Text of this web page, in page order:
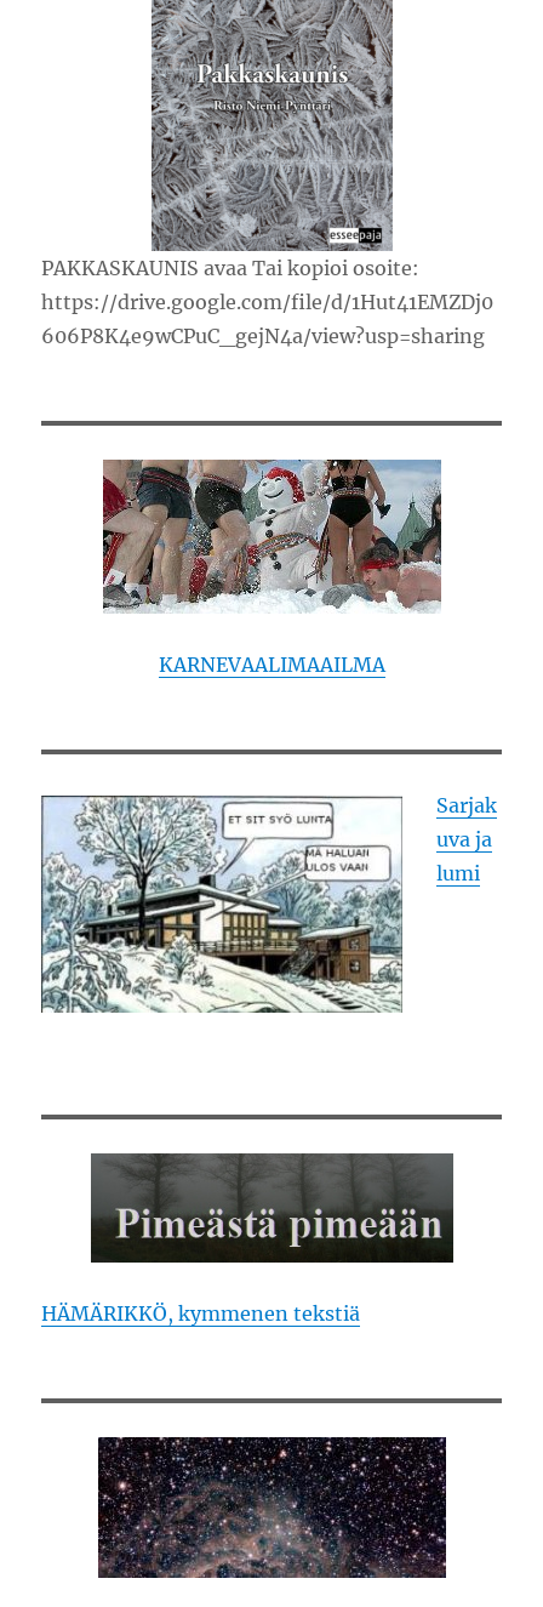
PAKKASKAUNIS avaa Tai kopioi osoite:
https://drive.google.com/file/d/1Hut41EMZDj0
606P8K4e9wCPuC_gejN4a/view?usp=sharing
KARNEVAALIMAAILMA
Sarjak
uva ja
lumi
HÄMÄRIKKÖ, kymmenen tekstiä